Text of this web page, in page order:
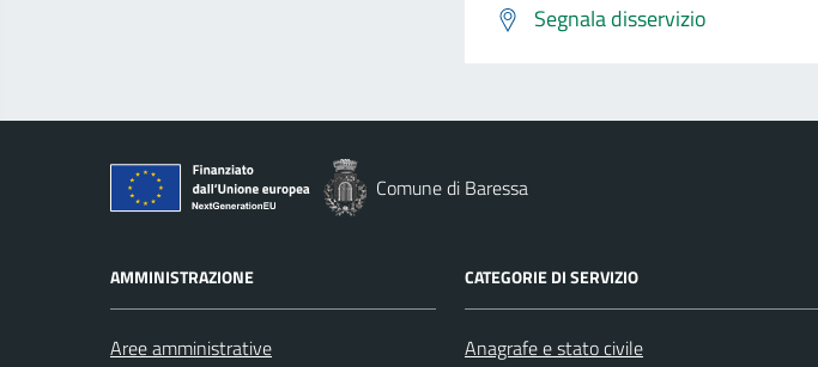
Segnala disservizio
Comune di Baressa
AMMINISTRAZIONE
Aree amministrative
CATEGORIE DI SERVIZIO
Anagrafe e stato civile